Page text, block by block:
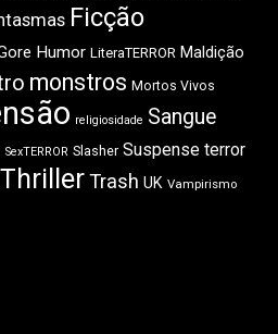
Ficção
Humor LiteraTERROR Maldição
monstros Mortos Vivos
religiosidade Sangue
SexTERROR Slasher Suspense terror
ThrillerTrash UK Vampirismo